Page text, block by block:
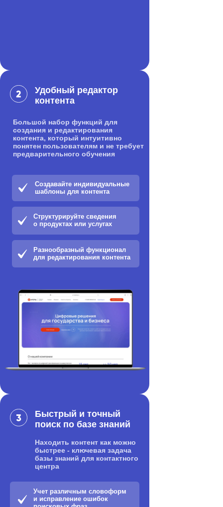
Разнообразный функционал
для редактирования контента
Структурируйте сведения
о продуктах или услугах
Создавайте индивидуальные
шаблоны для контента
Удобный редактор
контента
Большой набор функций для
создания и редактирования
контента, который интуитивно
понятен пользователям и не требует
предварительного обучения
Учет различным словоформ
и исправление ошибок
Быстрый и точный
поиск по базе знаний
Находить контент как можно
быстрее - ключевая задача
базы знаний для контактного
центра